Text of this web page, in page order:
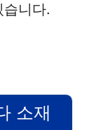
니다.
소재